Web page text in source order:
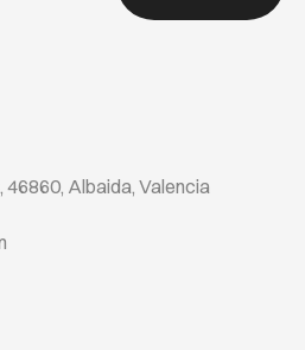
46860, Albaida, Valencia